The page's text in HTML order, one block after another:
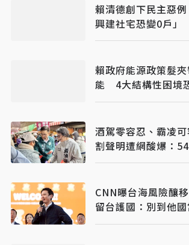
賴清德創下民主惡
興建社宅恐變0戶
偏概全
賴政府能源政策髮
能 4大結構性困境
酒駕零容忍、霸凌
割聲明遭網酸爆：
CNN曝台海風險釀
留台護國：別到他